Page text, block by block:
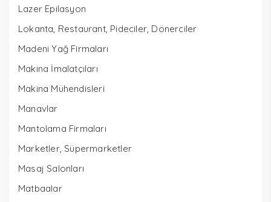
Lazer Epilasyon
Lokanta, Restaurant, Pideciler, Dönerciler
Madeni Yağ Firmaları
Makina İmalatçıları
Makina Mühendisleri
Manavlar
Mantolama Firmaları
Marketler, Süpermarketler
Masaj Salonları
Matbaalar